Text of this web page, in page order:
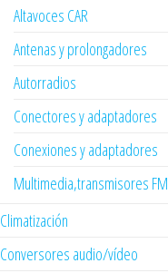
Altavoces CAR
Antenas y prolongadores
Autorradios
Conectores y adaptadores
Conexiones y adaptadores
Multimedia,transmisores
Climatización
Conversores audio/vídeo